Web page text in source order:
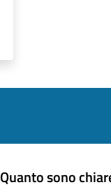
Quanto sono